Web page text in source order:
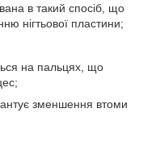
в такий спосіб, що
нігтьової пластини;
на пальцях, що
зменшення втоми